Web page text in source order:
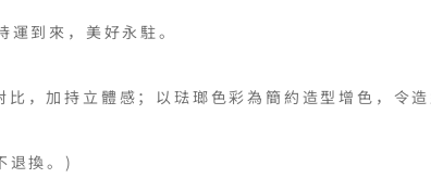
到來，美好永駐。
，加持立體感；以琺瑯色彩為簡約造型增色，令
退換。)